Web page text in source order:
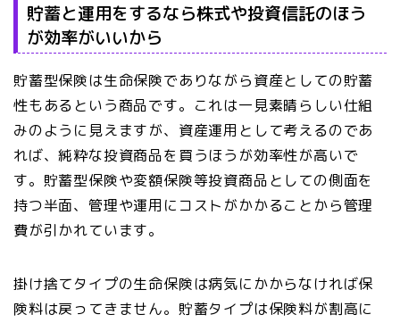
貯蓄と運用をするなら株式や投資信託のほう
が効率がいいから
貯蓄型保険は生命保険でありながら資産としての貯蓄
性もあるという商品です。これは一見素晴らしい仕組
みのように見えますが、資産運用として考えるのであ
れば、純粋な投資商品を買うほうが効率性が高いで
す。貯蓄型保険や変額保険等投資商品としての側面を
持つ半面、管理や運用にコストがかかることから管理
費が引かれています。
掛け捨てタイプの生命保険は病気にかからなければ保
険料は戻ってきません。貯蓄タイプは保険料が割高に